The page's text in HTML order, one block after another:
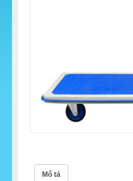
Mô tả